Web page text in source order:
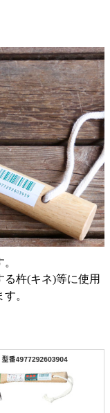
る杵(キネ)等に使用
。